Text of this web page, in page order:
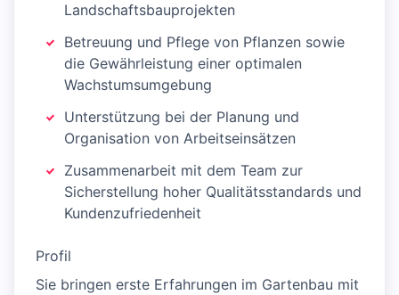
Landschaftsbauprojekten
Betreuung und Pflege von Pflanzen sowie
die Gewährleistung einer optimalen
Wachstumsumgebung
Unterstützung bei der Planung und
Organisation von Arbeitseinsätzen
Zusammenarbeit mit dem Team zur
Sicherstellung hoher Qualitätsstandards und
Kundenzufriedenheit
Profil
Sie bringen erste Erfahrungen im Gartenbau mit